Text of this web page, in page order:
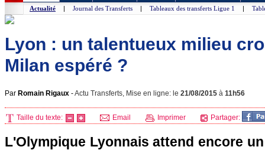
Actualité | Journal des Transferts | Tableaux des transferts Ligue 1 |
Lyon : un talentueux milieu
Milan espéré ?
Par Romain Rigaux -Actu Transferts, Mise en ligne: le 21/08/2015 à 11h56
Taille du texte: Email Imprimer Partager:
L'Olympique Lyonnais attend encore